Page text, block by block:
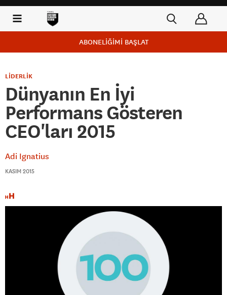
ABONELİĞİMİ BAŞLAT
LİDERLİK
Dünyanın En İyi
Performans Gösteren
CEO'ları 2015
Adi Ignatius
KASIM 2015